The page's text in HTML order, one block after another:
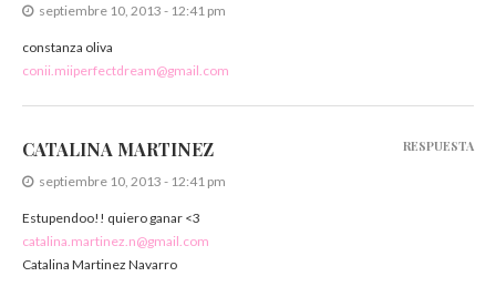
septiembre 10, 2013 - 12:41 pm
constanza oliva
conii.miiperfectdream@gmail.com
CATALINA MARTINEZ
septiembre 10, 2013 - 12:41 pm
Estupendoo!! quiero ganar <3
catalina.martinez.n@gmail.com
Catalina Martinez Navarro
RESPUESTA